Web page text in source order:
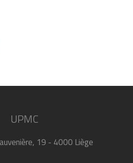
UPMC
19 - 4000 Liège